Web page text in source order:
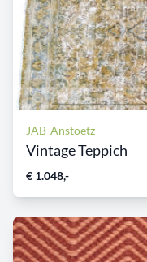
JAB-Anstoetz
Vintage Teppich
€ 1.048,-